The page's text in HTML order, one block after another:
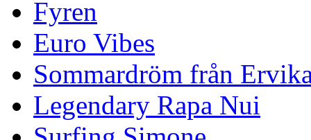
Fyren
Euro Vibes
Sommardröm från
Legendary Rapa Nui